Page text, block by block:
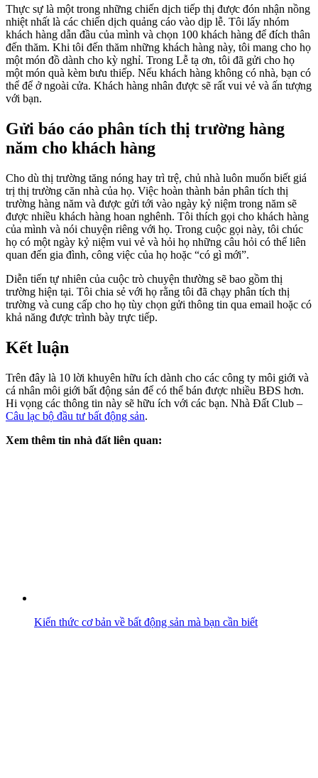
Thực sự là một trong những chiến dịch tiếp thị được đón nhận nồng
nhiệt nhất là các chiến dịch quảng cáo vào dịp lễ. Tôi lấy nhóm
khách hàng dẫn đầu của mình và chọn 100 khách hàng để đích thân
đến thăm. Khi tôi đến thăm những khách hàng này, tôi mang cho họ
một món đồ dành cho kỳ nghỉ. Trong Lễ tạ ơn, tôi đã gửi cho họ
một món quà kèm bưu thiếp. Nếu khách hàng không có nhà, bạn có
thể để ở ngoài cửa. Khách hàng nhân được sẽ rất vui vẻ và ấn tượng
với bạn.
Gửi báo cáo phân tích thị trường hàng
năm cho khách hàng
Cho dù thị trường tăng nóng hay trì trệ, chủ nhà luôn muốn biết giá
trị thị trường căn nhà của họ. Việc hoàn thành bản phân tích thị
trường hàng năm và được gửi tới vào ngày kỷ niệm trong năm sẽ
được nhiều khách hàng hoan nghênh. Tôi thích gọi cho khách hàng
của mình và nói chuyện riêng với họ. Trong cuộc gọi này, tôi chúc
họ có một ngày kỷ niệm vui vẻ và hỏi họ những câu hỏi có thể liên
quan đến gia đình, công việc của họ hoặc “có gì mới”.
Diễn tiến tự nhiên của cuộc trò chuyện thường sẽ bao gồm thị
trường hiện tại. Tôi chia sẻ với họ rằng tôi đã chạy phân tích thị
trường và cung cấp cho họ tùy chọn gửi thông tin qua email hoặc có
khả năng được trình bày trực tiếp.
Kết luận
Trên đây là 10 lời khuyên hữu ích dành cho các công ty môi giới và
cá nhân môi giới bất động sản để có thể bán được nhiều BĐS hơn.
Hi vọng các thông tin này sẽ hữu ích với các bạn. Nhà Đất Club –
Câu lạc bộ đầu tư bất động sản.
Xem thêm tin nhà đất liên quan:
Kiến thức cơ bản về bất động sản mà bạn cần biết